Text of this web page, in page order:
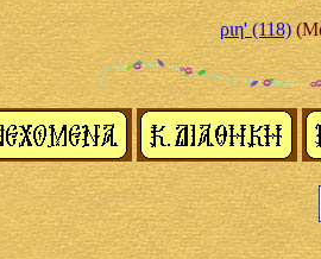
ριη' (118)